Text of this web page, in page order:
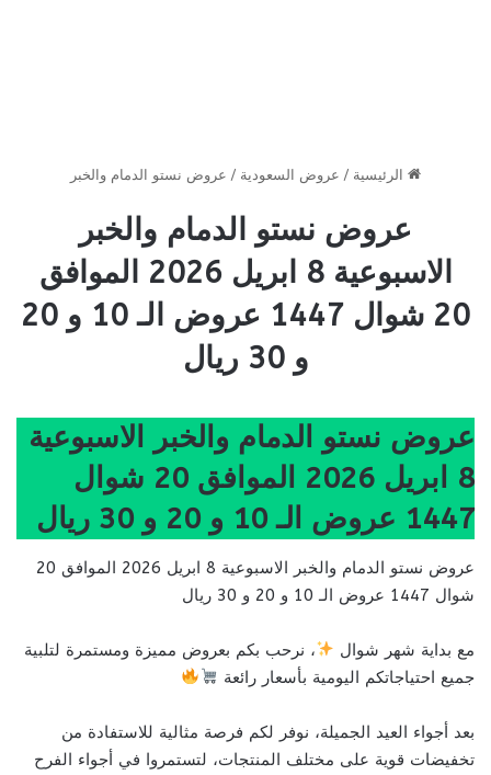
الرئيسية / عروض السعودية / عروض نستو الدمام والخبر
عروض نستو الدمام والخبر
الاسبوعية 8 ابريل 2026 الموافق
20 شوال 1447 عروض الـ 10 و 20
و 30 ريال
عروض نستو الدمام والخبر الاسبوعية
8 ابريل 2026 الموافق 20 شوال
1447 عروض الـ 10 و 20 و 30 ريال
عروض نستو الدمام والخبر الاسبوعية 8 ابريل 2026 الموافق 20
شوال 1447 عروض الـ 10 و 20 و 30 ريال
مع بداية شهر شوال
، نرحب بكم بعروض مميزة ومستمرة لتلبية
جميع احتياجاتكم اليومية بأسعار رائعة
بعد أجواء العيد الجميلة، نوفر لكم فرصة مثالية للاستفادة من
تخفيضات قوية على مختلف المنتجات، لتستمروا في أجواء الفرح